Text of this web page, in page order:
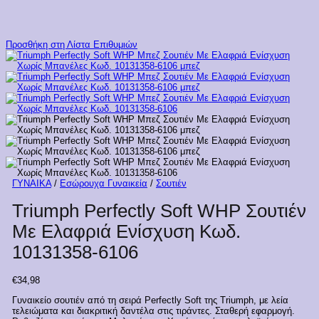
Προσθήκη στη Λίστα Επιθυμιών
ΓΥΝΑΙΚΑ / Εσώρουχα Γυναικεία / Σουτιέν
Triumph Perfectly Soft WHP Σουτιέν
Με Ελαφριά Ενίσχυση Κωδ.
10131358-6106
€34,98
Γυναικείο σουτιέν από τη σειρά Perfectly Soft της Triumph, με λεία
τελειώματα και διακριτική δαντέλα στις τιράντες. Σταθερή εφαρμογή.